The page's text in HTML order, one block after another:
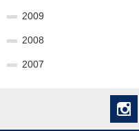
2009
2008
2007